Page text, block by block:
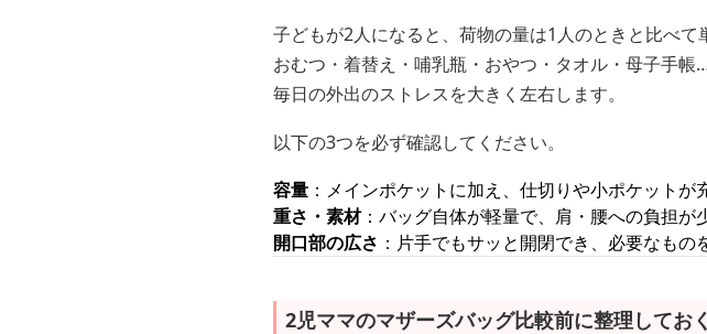
子どもが2人になると、荷物の量は1人のときと比べて
おむつ・着替え・哺乳瓶・おやつ・タオル・母子手
毎日の外出のストレスを大きく左右します。
以下の3つを必ず確認してください。
容量 ：メインポケットに加え、仕切りや小ポケットが
重さ・素材：バッグ自体が軽量で、肩・腰への負担が
開口部の広さ ：片手でもサッと開閉でき、必要なもの
2児ママのマザーズバッグ比較前に整理してお